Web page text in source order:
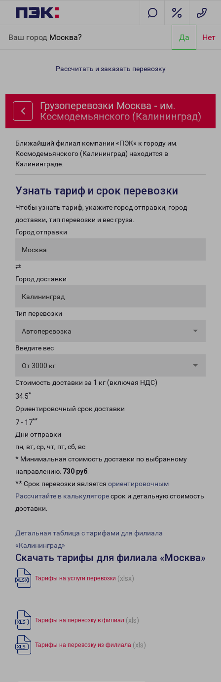
Ваш город Москва? Да Нет
Космодемьянского (Калининград)
Рассчитать и заказать перевозку
Грузоперевозки Москва - им.
Космодемьянского (Калининград)
Ближайший филиал компании «ПЭК» к городу им.
Космодемьянского (Калининград) находится в
Калининграде.
Узнать тариф и срок перевозки
Чтобы узнать тариф, укажите город отправки, город
доставки, тип перевозки и вес груза.
Город отправки
Москва
⇄
Город доставки
Калининград
Тип перевозки
Автоперевозка
Введите вес
От 3000 кг
Стоимость доставки за 1 кг (включая НДС)
34.5*
Ориентировочный срок доставки
7 - 17**
Дни отправки
пн, вт, ср, чт, пт, сб, вс
* Минимальная стоимость доставки по выбранному
направлению: 730 руб.
** Срок перевозки является ориентировочным
Рассчитайте в калькуляторесрок и детальную стоимость
доставки.
Детальная таблица с тарифами для филиала
«Калининград»
Скачать тарифы для филиала «Москва»
Тарифы на услуги перевозки (xlsx)
Тарифы на перевозку в филиал (xls)
Тарифы на перевозку из филиала (xls)